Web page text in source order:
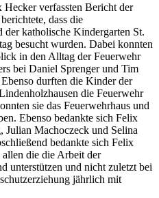
verfassten Bericht der
dass die
der katholische Kindergarten St.
besucht wurden. Dabei konnten
in den Alltag der Feuerwehr
bei Daniel Sprenger und Tim
durften die Kinder der
die Feuerwehr
sie das Feuerwehrhaus und
Ebenso bedankte sich Felix
Julian Machoczeck und Selina
bedankte sich Felix
die die Arbeit der
unterstützen und nicht zuletzt bei
jährlich mit